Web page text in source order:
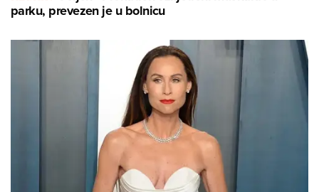
parku, prevezen je u bolnicu